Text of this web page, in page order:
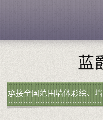
蓝
承接全国范围墙体彩绘、